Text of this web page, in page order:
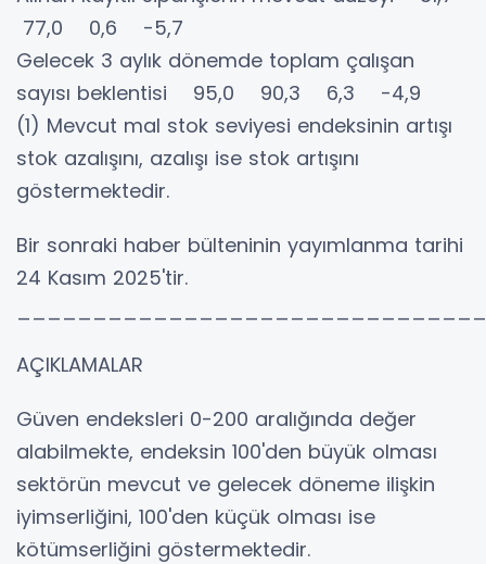
77,0 0,6 -5,7
Gelecek 3 aylık dönemde toplam çalışan
sayısı beklentisi 95,0 90,3 6,3 -4,9
(1) Mevcut mal stok seviyesi endeksinin artışı
stok azalışını, azalışı ise stok artışını
göstermektedir.
Bir sonraki haber bülteninin yayımlanma tarihi
24 Kasım 2025'tir.
AÇIKLAMALAR
Güven endeksleri 0-200 aralığında değer
alabilmekte, endeksin 100'den büyük olması
sektörün mevcut ve gelecek döneme ilişkin
iyimserliğini, 100'den küçük olması ise
kötümserliğini göstermektedir.